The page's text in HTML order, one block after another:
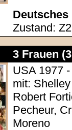
Deutsches
Zustand:
3 Frauen
USA 1977
mit:
Robert
Pecheur,
Moreno